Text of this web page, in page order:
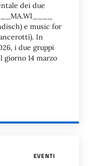
dei due
e music for
In
i due gruppi
giorno 14 marzo
EVENTI